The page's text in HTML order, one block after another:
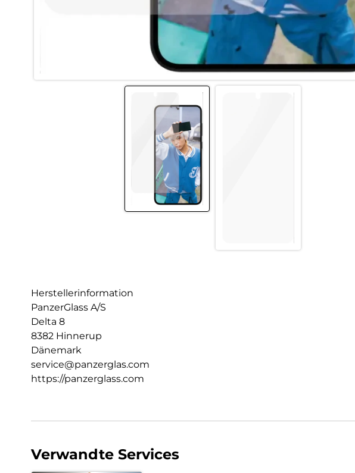
Herstellerinformation
PanzerGlass A/S
Delta 8
8382 Hinnerup
Dänemark
service@panzerglas.com
https://panzerglass.com
Verwandte Services